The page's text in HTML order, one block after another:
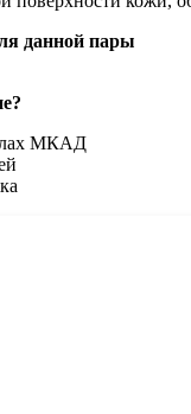
данной пары
МКАД